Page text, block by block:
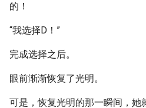
的！
“我选择D！”
完成选择之后。
眼前渐渐恢复了光明。
可是，恢复光明的那一瞬间，她